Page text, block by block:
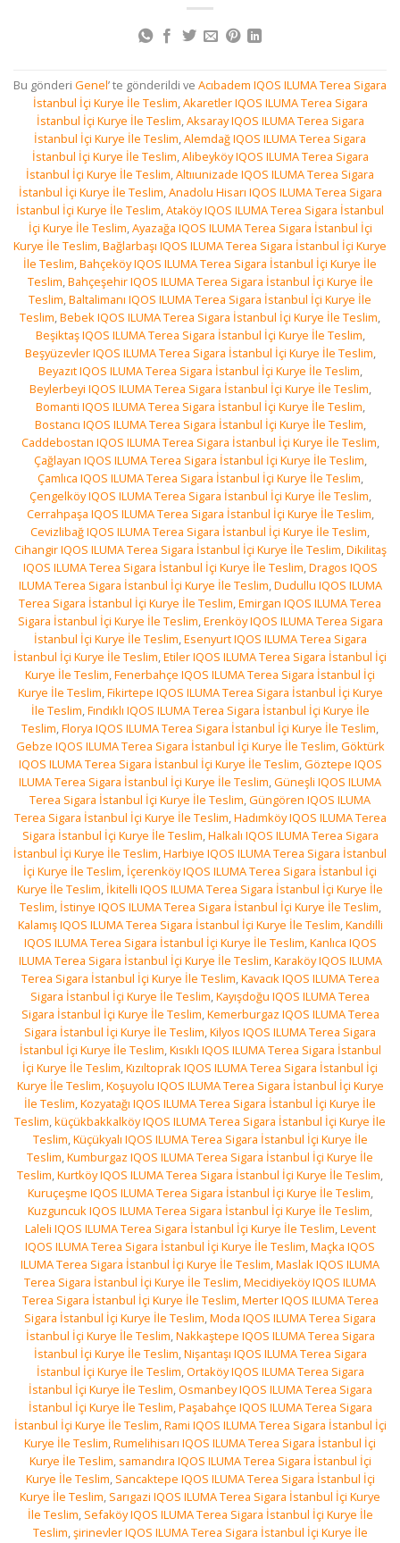
Bu gönderi Genel’ te gönderildi ve Acıbadem IQOS ILUMA Terea Sigara
İstanbul İçi Kurye İle Teslim,Akaretler IQOS ILUMA Terea Sigara
İstanbul İçi Kurye İle Teslim,Aksaray IQOS ILUMA Terea Sigara
İstanbul İçi Kurye İle Teslim,Alemdağ IQOS ILUMA Terea Sigara
İstanbul İçi Kurye İle Teslim,Alibeyköy IQOS ILUMA Terea Sigara
İstanbul İçi Kurye İle Teslim,Altııunizade IQOS ILUMA Terea Sigara
İstanbul İçi Kurye İle Teslim,Anadolu Hisarı IQOS ILUMA Terea Sigara
İstanbul İçi Kurye İle Teslim,Ataköy IQOS ILUMA Terea Sigara İstanbul
İçi Kurye İle Teslim,Ayazağa IQOS ILUMA Terea Sigara İstanbul İçi
Kurye İle Teslim,Bağlarbaşı IQOS ILUMA Terea Sigara İstanbul İçi Kurye
İle Teslim,Bahçeköy IQOS ILUMA Terea Sigara İstanbul İçi Kurye İle
Teslim,Bahçeşehir IQOS ILUMA Terea Sigara İstanbul İçi Kurye İle
Teslim,Baltalimanı IQOS ILUMA Terea Sigara İstanbul İçi Kurye İle
Teslim,Bebek IQOS ILUMA Terea Sigara İstanbul İçi Kurye İle Teslim,
Beşiktaş IQOS ILUMA Terea Sigara İstanbul İçi Kurye İle Teslim,
Beşyüzevler IQOS ILUMA Terea Sigara İstanbul İçi Kurye İle Teslim,
Beyazıt IQOS ILUMA Terea Sigara İstanbul İçi Kurye İle Teslim,
Beylerbeyi IQOS ILUMA Terea Sigara İstanbul İçi Kurye İle Teslim,
Bomanti IQOS ILUMA Terea Sigara İstanbul İçi Kurye İle Teslim,
Bostancı IQOS ILUMA Terea Sigara İstanbul İçi Kurye İle Teslim,
Caddebostan IQOS ILUMA Terea Sigara İstanbul İçi Kurye İle Teslim,
Çağlayan IQOS ILUMA Terea Sigara İstanbul İçi Kurye İle Teslim,
Çamlıca IQOS ILUMA Terea Sigara İstanbul İçi Kurye İle Teslim,
Çengelköy IQOS ILUMA Terea Sigara İstanbul İçi Kurye İle Teslim,
Cerrahpaşa IQOS ILUMA Terea Sigara İstanbul İçi Kurye İle Teslim,
Cevizlibağ IQOS ILUMA Terea Sigara İstanbul İçi Kurye İle Teslim,
Cihangir IQOS ILUMA Terea Sigara İstanbul İçi Kurye İle Teslim,Dikilitaş
IQOS ILUMA Terea Sigara İstanbul İçi Kurye İle Teslim,Dragos IQOS
ILUMA Terea Sigara İstanbul İçi Kurye İle Teslim,Dudullu IQOS ILUMA
Terea Sigara İstanbul İçi Kurye İle Teslim,Emirgan IQOS ILUMA Terea
Sigara İstanbul İçi Kurye İle Teslim,Erenköy IQOS ILUMA Terea Sigara
İstanbul İçi Kurye İle Teslim,Esenyurt IQOS ILUMA Terea Sigara
İstanbul İçi Kurye İle Teslim,Etiler IQOS ILUMA Terea Sigara İstanbul İçi
Kurye İle Teslim,Fenerbahçe IQOS ILUMA Terea Sigara İstanbul İçi
Kurye İle Teslim,Fikirtepe IQOS ILUMA Terea Sigara İstanbul İçi Kurye
İle Teslim,Fındıklı IQOS ILUMA Terea Sigara İstanbul İçi Kurye İle
Teslim,Florya IQOS ILUMA Terea Sigara İstanbul İçi Kurye İle Teslim,
Gebze IQOS ILUMA Terea Sigara İstanbul İçi Kurye İle Teslim,Göktürk
IQOS ILUMA Terea Sigara İstanbul İçi Kurye İle Teslim,Göztepe IQOS
ILUMA Terea Sigara İstanbul İçi Kurye İle Teslim,Güneşli IQOS ILUMA
Terea Sigara İstanbul İçi Kurye İle Teslim,Güngören IQOS ILUMA
Terea Sigara İstanbul İçi Kurye İle Teslim,Hadımköy IQOS ILUMA Terea
Sigara İstanbul İçi Kurye İle Teslim,Halkalı IQOS ILUMA Terea Sigara
İstanbul İçi Kurye İle Teslim,Harbiye IQOS ILUMA Terea Sigara İstanbul
İçi Kurye İle Teslim, İçerenköy IQOS ILUMA Terea Sigara İstanbul İçi
Kurye İle Teslim, İkitelli IQOS ILUMA Terea Sigara İstanbul İçi Kurye İle
Teslim, İstinye IQOS ILUMA Terea Sigara İstanbul İçi Kurye İle Teslim,
Kalamış IQOS ILUMA Terea Sigara İstanbul İçi Kurye İle Teslim,Kandilli
IQOS ILUMA Terea Sigara İstanbul İçi Kurye İle Teslim,Kanlıca IQOS
ILUMA Terea Sigara İstanbul İçi Kurye İle Teslim,Karaköy IQOS ILUMA
Terea Sigara İstanbul İçi Kurye İle Teslim,Kavacık IQOS ILUMA Terea
Sigara İstanbul İçi Kurye İle Teslim,Kayışdoğu IQOS ILUMA Terea
Sigara İstanbul İçi Kurye İle Teslim,Kemerburgaz IQOS ILUMA Terea
Sigara İstanbul İçi Kurye İle Teslim,Kilyos IQOS ILUMA Terea Sigara
İstanbul İçi Kurye İle Teslim,Kısıklı IQOS ILUMA Terea Sigara İstanbul
İçi Kurye İle Teslim,Kızıltoprak IQOS ILUMA Terea Sigara İstanbul İçi
Kurye İle Teslim,Koşuyolu IQOS ILUMA Terea Sigara İstanbul İçi Kurye
İle Teslim,Kozyatağı IQOS ILUMA Terea Sigara İstanbul İçi Kurye İle
Teslim,küçükbakkalköy IQOS ILUMA Terea Sigara İstanbul İçi Kurye İle
Teslim,Küçükyalı IQOS ILUMA Terea Sigara İstanbul İçi Kurye İle
Teslim,Kumburgaz IQOS ILUMA Terea Sigara İstanbul İçi Kurye İle
Teslim,Kurtköy IQOS ILUMA Terea Sigara İstanbul İçi Kurye İle Teslim,
Kuruçeşme IQOS ILUMA Terea Sigara İstanbul İçi Kurye İle Teslim,
Kuzguncuk IQOS ILUMA Terea Sigara İstanbul İçi Kurye İle Teslim,
Laleli IQOS ILUMA Terea Sigara İstanbul İçi Kurye İle Teslim,Levent
IQOS ILUMA Terea Sigara İstanbul İçi Kurye İle Teslim,Maçka IQOS
ILUMA Terea Sigara İstanbul İçi Kurye İle Teslim,Maslak IQOS ILUMA
Terea Sigara İstanbul İçi Kurye İle Teslim,Mecidiyeköy IQOS ILUMA
Terea Sigara İstanbul İçi Kurye İle Teslim,Merter IQOS ILUMA Terea
Sigara İstanbul İçi Kurye İle Teslim,Moda IQOS ILUMA Terea Sigara
İstanbul İçi Kurye İle Teslim,Nakkaştepe IQOS ILUMA Terea Sigara
İstanbul İçi Kurye İle Teslim,Nişantaşı IQOS ILUMA Terea Sigara
İstanbul İçi Kurye İle Teslim,Ortaköy IQOS ILUMA Terea Sigara
İstanbul İçi Kurye İle Teslim,Osmanbey IQOS ILUMA Terea Sigara
İstanbul İçi Kurye İle Teslim,Paşabahçe IQOS ILUMA Terea Sigara
İstanbul İçi Kurye İle Teslim,Rami IQOS ILUMA Terea Sigara İstanbul İçi
Kurye İle Teslim,Rumelihisarı IQOS ILUMA Terea Sigara İstanbul İçi
Kurye İle Teslim, samandıra IQOS ILUMA Terea Sigara İstanbul İçi
Kurye İle Teslim, Sancaktepe IQOS ILUMA Terea Sigara İstanbul İçi
Kurye İle Teslim, Sarıgazi IQOS ILUMA Terea Sigara İstanbul İçi Kurye
İle Teslim, Sefaköy IQOS ILUMA Terea Sigara İstanbul İçi Kurye İle
Teslim,şirinevler IQOS ILUMA Terea Sigara İstanbul İçi Kurye İle